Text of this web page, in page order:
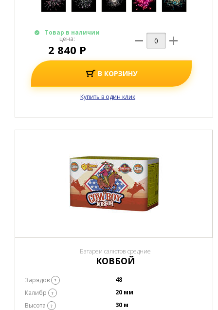
Товар в наличии
цена:
2 840 Р
В КОРЗИНУ
Купить в один клик
Батареи салютов средние
КОВБОЙ
Зарядов ?
48
Калибр
?
20 мм
Высота
?
30 м